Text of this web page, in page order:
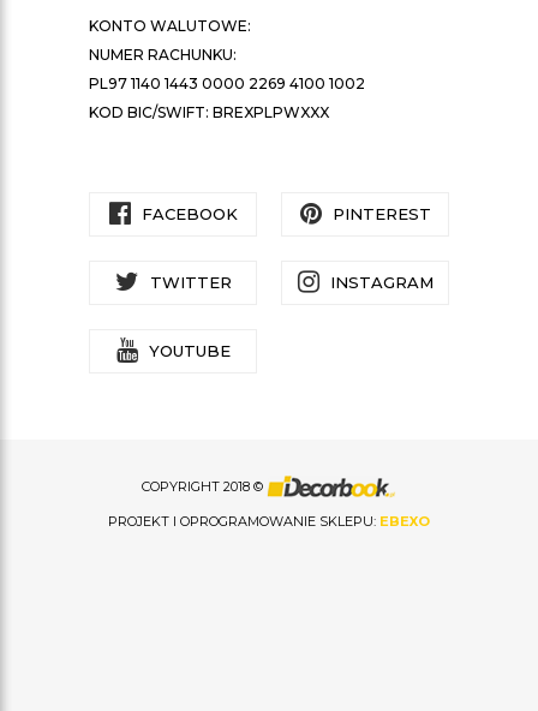
KONTO WALUTOWE:
NUMER RACHUNKU:
PL97 1140 1443 0000 2269 4100 1002
KOD BIC/SWIFT: BREXPLPWXXX
FACEBOOK PINTEREST
TWITTER INSTAGRAM
YOUTUBE
COPYRIGHT 2018 ©
PROJEKT I OPROGRAMOWANIE SKLEPU: EBEXO